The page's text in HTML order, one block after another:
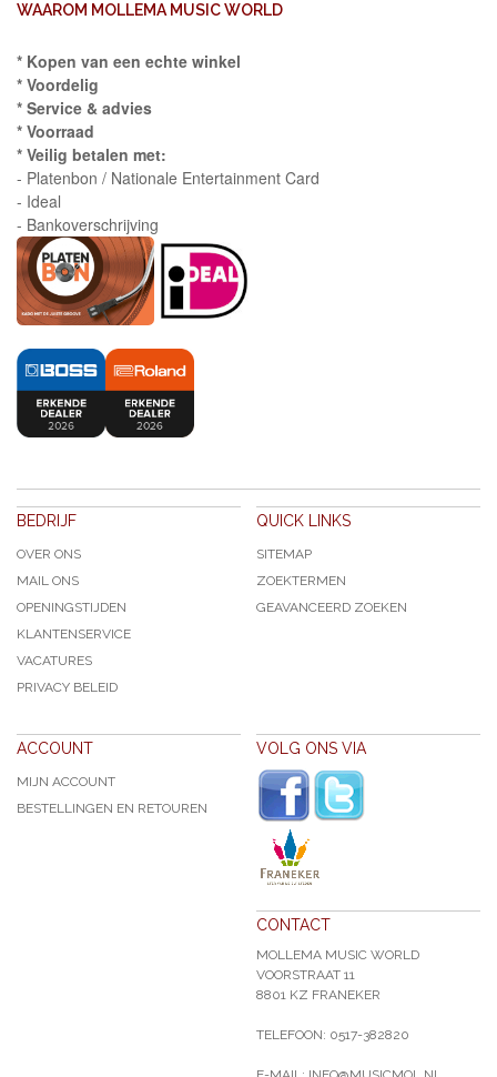
WAAROM MOLLEMA MUSIC WORLD
* Kopen van een echte winkel
* Voordelig
* Service & advies
* Voorraad
* Veilig betalen met:
- Platenbon / Nationale Entertainment Card
- Ideal
- Bankoverschrijving
BEDRIJF
OVER ONS
MAIL ONS
OPENINGSTIJDEN
KLANTENSERVICE
VACATURES
PRIVACY BELEID
QUICK LINKS
SITEMAP
ZOEKTERMEN
GEAVANCEERD ZOEKEN
ACCOUNT
MIJN ACCOUNT
BESTELLINGEN EN RETOUREN
VOLG ONS VIA
CONTACT
MOLLEMA MUSIC WORLD
VOORSTRAAT 11
8801 KZ FRANEKER
TELEFOON: 0517-382820